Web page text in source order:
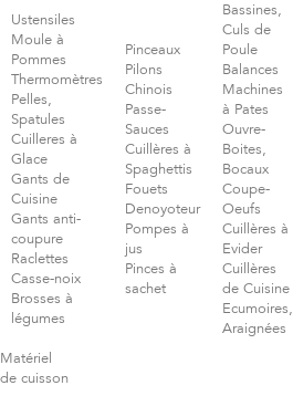
Ustensiles
Moule à
Pommes
Thermomètres
Pelles,
Spatules
Cuilleres à
Glace
Gants de
Cuisine
Gants anti-
coupure
Raclettes
Casse-noix
Brosses à
légumes
Pinceaux
Pilons
Chinois
Passe-
Sauces
Cuillères à
Spaghettis
Fouets
Denoyoteur
Pompes à
jus
Pinces à
sachet
Bassines,
Culs de
Poule
Balances
Machines
à Pates
Ouvre-
Boites,
Bocaux
Coupe-
Oeufs
Cuillères à
Evider
Cuillères
de Cuisine
Ecumoires,
Araignées
Matériel
de cuisson